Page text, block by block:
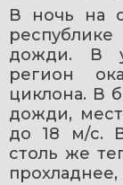
В ночь на
дожди. В
регион
циклона. В
дожди,
до 18 м/с.
столь же
прохладнее,